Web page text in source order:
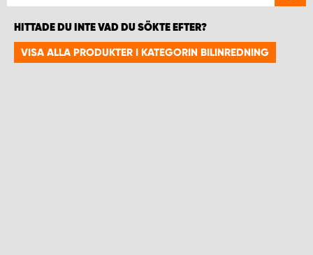
HITTADE DU INTE VAD DU SÖKTE EFTER?
VISA ALLA PRODUKTER I KATEGORIN BILINREDNING